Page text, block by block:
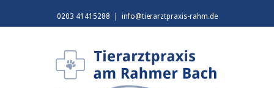
0203 41415288 info@tierarztpraxis-rahm.de